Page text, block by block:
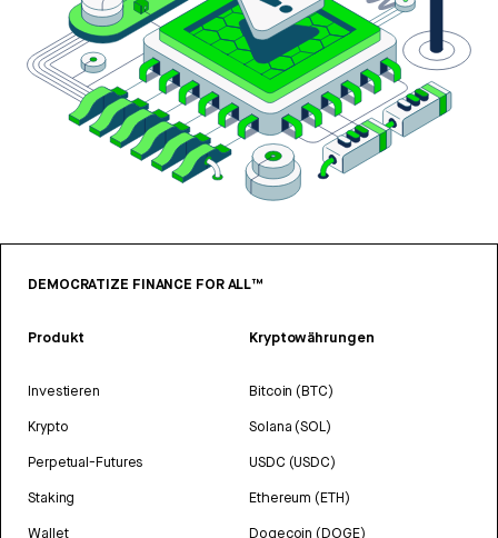
DEMOCRATIZE FINANCE FOR ALL™
Produkt
Investieren
Krypto
Perpetual-Futures
Staking
Wallet
Kryptowährungen
Bitcoin (BTC)
Solana (SOL)
USDC (USDC)
Ethereum (ETH)
Dogecoin (DOGE)